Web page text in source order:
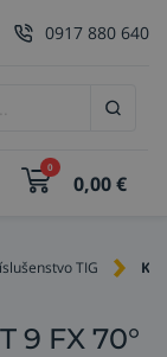
0917 880 640
0
0,00€
TIG
9 FX 70°